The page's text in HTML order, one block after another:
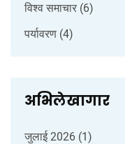
विश्व समाचार (6)
पर्यावरण (4)
अभिलेखागार
जुलाई 2026 (1)